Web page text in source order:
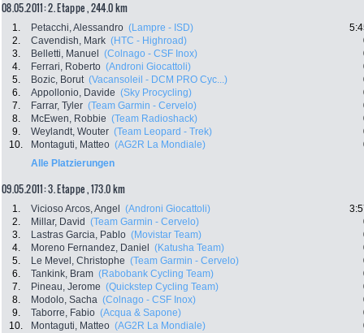
08.05.2011: 2. Etappe , 244.0 km
1. Petacchi, Alessandro (Lampre - ISD)
2.
Cavendish, Mark (HTC - Highroad)
3.
Belletti, Manuel (Colnago - CSF Inox)
4.
Ferrari, Roberto (Androni Giocattoli)
5.
Bozic, Borut (Vacansoleil - DCM PRO Cyc...)
6.
Appollonio, Davide (Sky Procycling)
7.
Farrar, Tyler (Team Garmin - Cervelo)
8.
McEwen, Robbie (Team Radioshack)
9.
Weylandt, Wouter (Team Leopard - Trek)
10.
Montaguti, Matteo (AG2R La Mondiale)
Alle Platzierungen
09.05.2011: 3. Etappe , 173.0 km
1. Vicioso Arcos, Angel (Androni Giocattoli)
2.
Millar, David (Team Garmin - Cervelo)
3.
Lastras Garcia, Pablo (Movistar Team)
4.
Moreno Fernandez, Daniel (Katusha Team)
5.
Le Mevel, Christophe (Team Garmin - Cervelo)
6.
Tankink, Bram (Rabobank Cycling Team)
7.
Pineau, Jerome (Quickstep Cycling Team)
8.
Modolo, Sacha (Colnago - CSF Inox)
9.
Taborre, Fabio (Acqua & Sapone)
10.
Montaguti, Matteo (AG2R La Mondiale)